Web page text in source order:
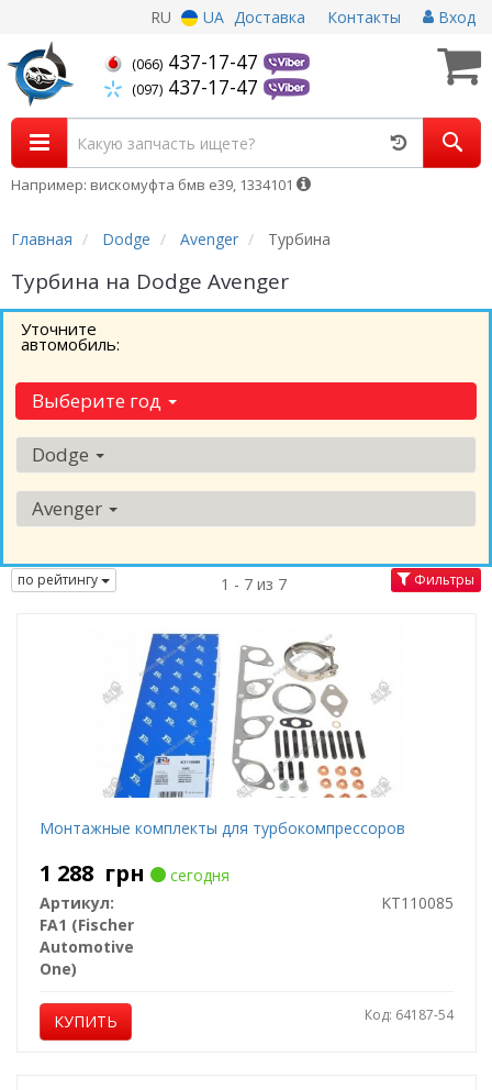
RU UA Доставка Контакты Вход
(066) 437-17-47
(097) 437-17-47
Например: вискомуфта бмв е39, 1334101
Главная Dodge Avenger Турбина
Турбина на Dodge Avenger
Уточните
автомобиль:
Выберите год
Dodge
Avenger
по рейтингу 1 - 7 из 7 Фильтры
Монтажные комплекты для турбокомпрессоров
1 288 грн
сегодня
Артикул:
KT110085
FA1 (Fischer
Automotive
One)
КУПИТЬ Код: 64187-54